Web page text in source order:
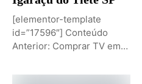
[elementor-template
id=”17596″] Conteúdo
Anterior: Comprar TV em
Conteúdo: Sobremesa de...